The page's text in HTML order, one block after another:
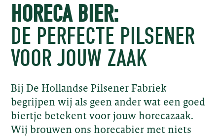
HORECA BIER:
DE PERFECTE PILSENER
VOOR JOUW ZAAK
Bij De Hollandse Pilsener Fabriek
begrijpen wij als geen ander wat een goed
biertje betekent voor jouw horecazaak.
Wij brouwen ons horecabier met niets